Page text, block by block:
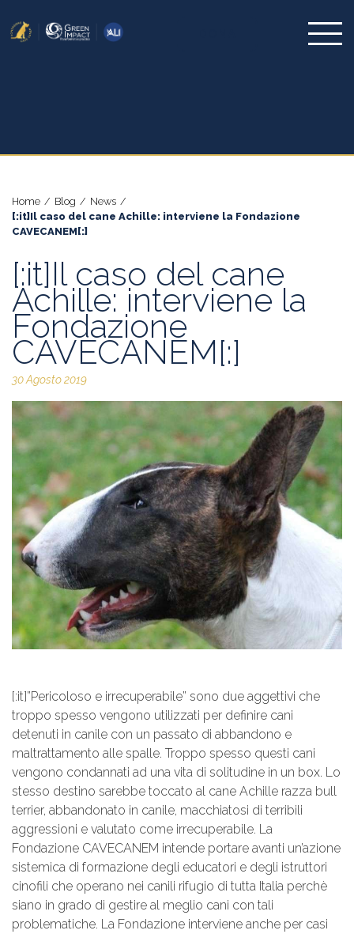
Home / Blog / News /
[:it]Il caso del cane Achille: interviene la Fondazione
CAVECANEM[:]
[:it]Il caso del cane
Achille: interviene la
Fondazione
CAVECANEM[:]
30 Agosto 2019
[:it]”Pericoloso e irrecuperabile” sono due aggettivi che
troppo spesso vengono utilizzati per definire cani
detenuti in canile con un passato di abbandono e
maltrattamento alle spalle. Troppo spesso questi cani
vengono condannati ad una vita di solitudine in un box. Lo
stesso destino sarebbe toccato al cane Achille razza bull
terrier, abbandonato in canile, macchiatosi di terribili
aggressioni e valutato come irrecuperabile. La
Fondazione CAVECANEM intende portare avanti un’azione
sistemica di formazione degli educatori e degli istruttori
cinofili che operano nei canili rifugio di tutta Italia perchè
siano in grado di gestire al meglio cani con tali
problematiche. La Fondazione interviene anche per casi